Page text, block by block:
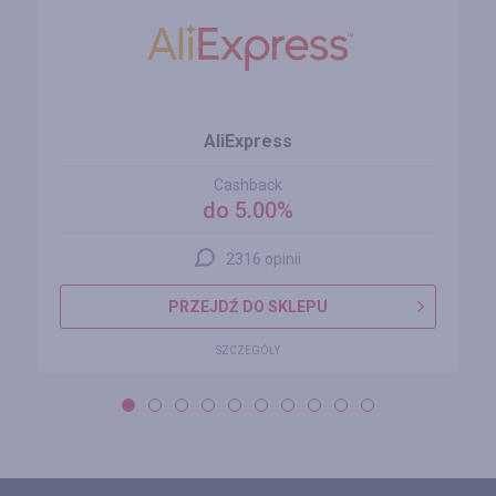
AliExpress
Cashback
do 5.00%
2316 opinii
PRZEJDŹ DO SKLEPU
SZCZEGÓŁY